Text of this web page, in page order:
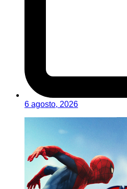
6 agosto, 2026